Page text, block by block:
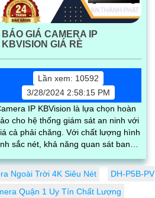
BÁO GIÁ CAMERA IP
KBVISION GIÁ RÈ
Lần xem: 10592
3/28/2024 2:58:15 PM
IP KBVision là lựa chọn hoàn
cho hệ thống giám sát an ninh với
cả phải chăng. Với chất lượng hình
sắc nét, khả năng quan sát ban
IP KBVision đáng để đầu tư
Ngoài Trời 4K Siêu Nét
DH-P5B-PV
Quận 1 Uy Tín Chất Lượng